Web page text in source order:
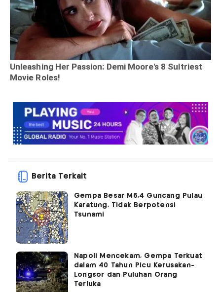
Berita Terkait
Gempa Besar M6,4 Guncang Pulau
Karatung, Tidak Berpotensi
Tsunami
Napoli Mencekam, Gempa Terkuat
dalam 40 Tahun Picu Kerusakan-
Longsor dan Puluhan Orang
Terluka